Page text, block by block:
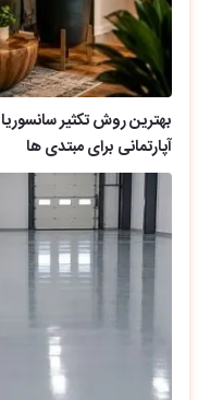
بهترین روش تکثیر
آپارتمانی برای مبتدی ها